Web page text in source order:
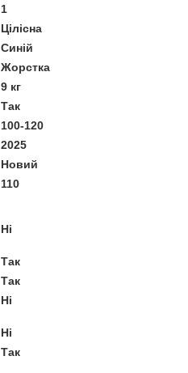
1
Цілісна
Синій
Жорстка
9 кг
Так
100-120
2025
Новий
110
Ні
Так
Так
Ні
Ні
Так